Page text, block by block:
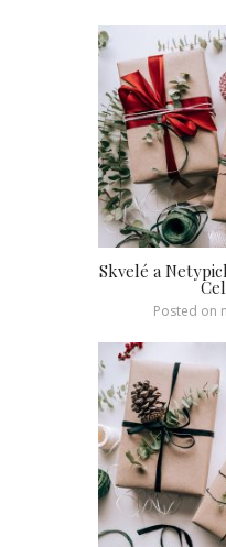
Skvelé a
Posted on